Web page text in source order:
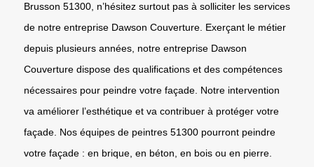
Brusson 51300, n’hésitez surtout pas à solliciter les services
de notre entreprise Dawson Couverture. Exerçant le métier
depuis plusieurs années, notre entreprise Dawson
Couverture dispose des qualifications et des compétences
nécessaires pour peindre votre façade. Notre intervention
va améliorer l’esthétique et va contribuer à protéger votre
façade. Nos équipes de peintres 51300 pourront peindre
votre façade : en brique, en béton, en bois ou en pierre.